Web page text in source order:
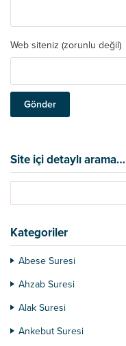
Web siteniz (zorunlu değil)
Site içi detaylı arama…
Kategoriler
Abese Suresi
Ahzab Suresi
Alak Suresi
Ankebut Suresi